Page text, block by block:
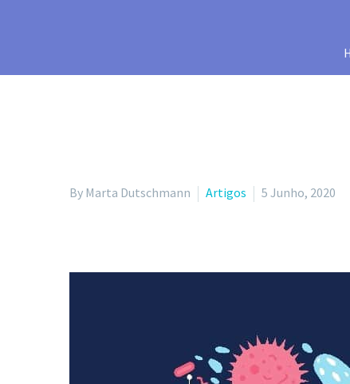
By Marta Dutschmann Artigos 5 Junho, 2020